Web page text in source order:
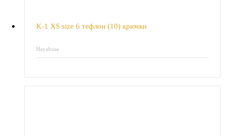
K-1 XS size 6 тефлон (10) крючки
Hayabusa